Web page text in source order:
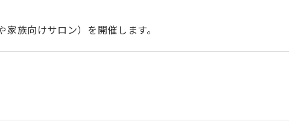
族向けサロン）を開催します。